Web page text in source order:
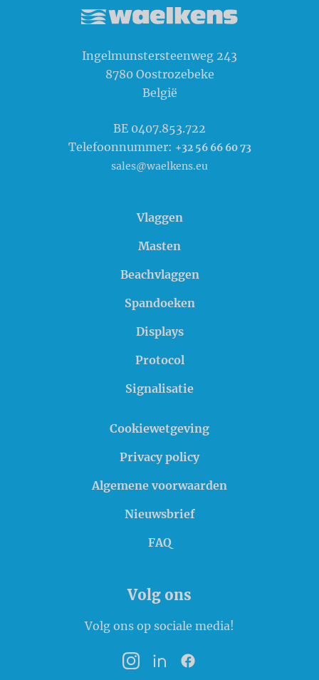
Ingelmunstersteenweg 243
8780 Oostrozebeke
België
BE 0407.853.722
Telefoonnummer: +32 56 66 60 73
sales@waelkens.eu
Vlaggen
Masten
Beachvlaggen
Spandoeken
Displays
Protocol
Signalisatie
Cookiewetgeving
Privacy policy
Algemene voorwaarden
Nieuwsbrief
FAQ
Volg ons
Volg ons op sociale media!
InstagramLinkedInFacebook